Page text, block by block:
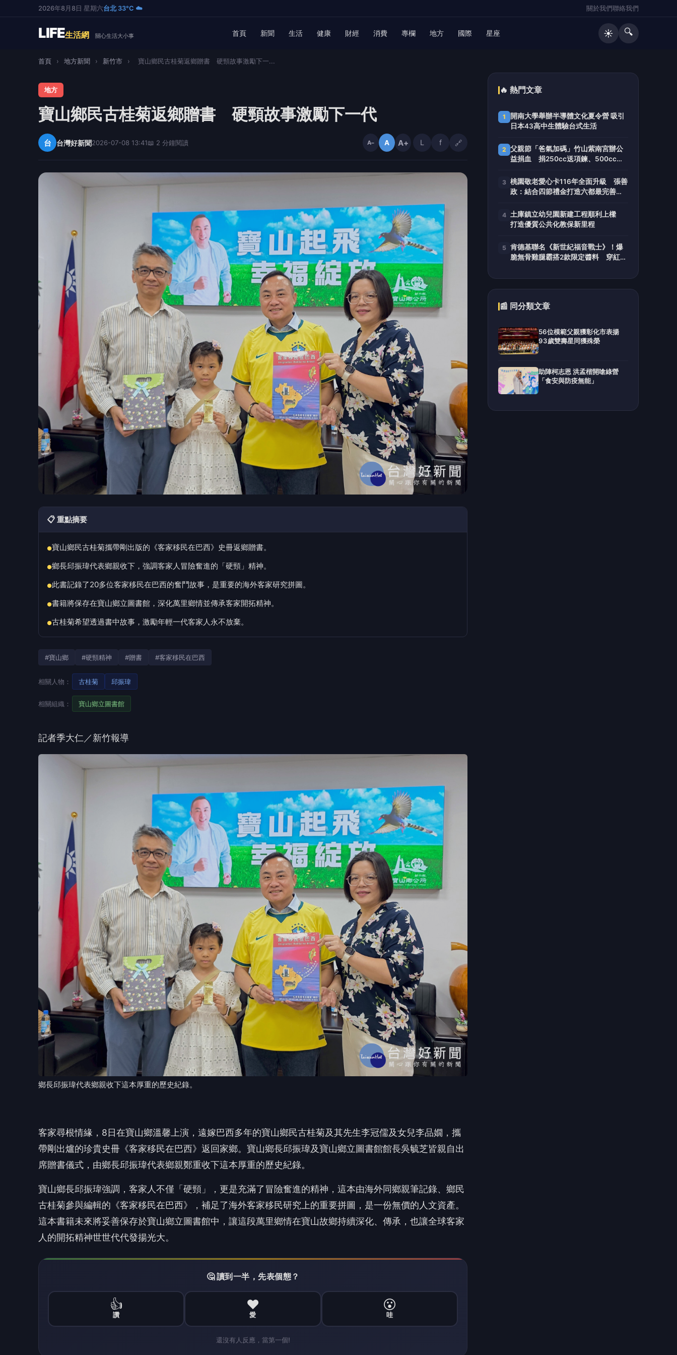
2026年8月8日 星期六台北 33°C ☁️ 關於我們聯絡我們
LIFE生活網 關心生活大小事 首頁 新聞 生活 健康 財經 消費 專欄 地方 國際 星座 ☀️ 🔍
首頁 › 地方新聞 › 新竹市 › 寶山鄉民古桂菊返鄉贈書 硬頸故事激勵下一...
地方
寶山鄉民古桂菊返鄉贈書 硬頸故事激勵下一代
台 台灣好新聞2026-07-08 13:41📖 2 分鐘閱讀 A− A A+ L f 🔗
📋 重點摘要
●寶山鄉民古桂菊攜帶剛出版的《客家移民在巴西》史冊返鄉贈書。
●鄉長邱振瑋代表鄉親收下，強調客家人冒險奮進的「硬頸」精神。
●此書記錄了20多位客家移民在巴西的奮鬥故事，是重要的海外客家研究拼圖。
●書籍將保存在寶山鄉立圖書館，深化萬里鄉情並傳承客家開拓精神。
●古桂菊希望透過書中故事，激勵年輕一代客家人永不放棄。
#寶山鄉 #硬頸精神 #贈書 #客家移民在巴西
相關人物： 古桂菊 邱振瑋
相關組織： 寶山鄉立圖書館
記者季大仁／新竹報導
鄉長邱振瑋代表鄉親收下這本厚重的歷史紀錄。
客家尋根情緣，8日在寶山鄉溫馨上演，遠嫁巴西多年的寶山鄉民古桂菊及其先生李冠儒及女兒李品嫺，攜
帶剛出爐的珍貴史冊《客家移民在巴西》返回家鄉。寶山鄉長邱振瑋及寶山鄉立圖書館館長吳毓芝皆親自出
席贈書儀式，由鄉長邱振瑋代表鄉親鄭重收下這本厚重的歷史紀錄。
寶山鄉長邱振瑋強調，客家人不僅「硬頸」，更是充滿了冒險奮進的精神，這本由海外同鄉親筆記錄、鄉民
古桂菊參與編輯的《客家移民在巴西》，補足了海外客家移民研究上的重要拼圖，是一份無價的人文資產。
這本書籍未來將妥善保存於寶山鄉立圖書館中，讓這段萬里鄉情在寶山故鄉持續深化、傳承，也讓全球客家
人的開拓精神世世代代發揚光大。
🤔 讀到一半，先表個態？
👍
讚
❤️
愛
😮
哇
還沒有人反應，當第一個!
🔥 熱門文章
1
開南大學舉辦半導體文化夏令營 吸引
日本43高中生體驗台式生活
2 父親節「爸氣加碼」竹山紫南宮辦公
益捐血 捐250cc送項鍊、500cc送
3 桃園敬老愛心卡116年全面升級 張善
政：結合四節禮金打造六都最完善長
4 土庫鎮立幼兒園新建工程順利上樑
打造優質公共化教保新里程
5 肯德基聯名《新世紀福音戰士》！爆
脆無骨雞腿霸搭2款限定醬料 穿紅白
📰 同分類文章
56位模範父親獲彰化市表揚
93歲雙壽星同獲殊榮
助陣柯志恩 洪孟楷開嗆綠營
「食安與防疫無能」